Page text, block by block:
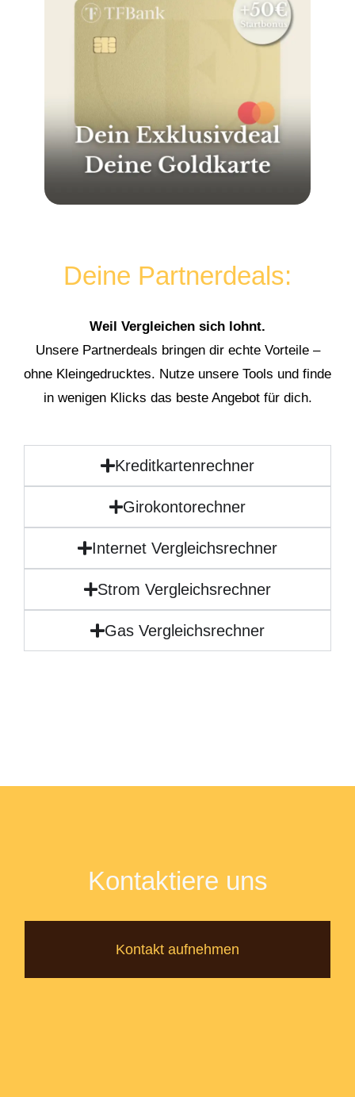
Deine Partnerdeals:
Weil Vergleichen sich lohnt.
Unsere Partnerdeals bringen dir echte Vorteile –
ohne Kleingedrucktes. Nutze unsere Tools und finde
in wenigen Klicks das beste Angebot für dich.
Kreditkartenrechner
Girokontorechner
Internet Vergleichsrechner
Strom Vergleichsrechner
Gas Vergleichsrechner
Kontaktiere uns
Kontakt aufnehmen